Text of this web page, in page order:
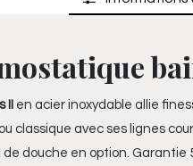
II en acier inoxydable allie
classique avec ses lignes
de douche en option. Garantie